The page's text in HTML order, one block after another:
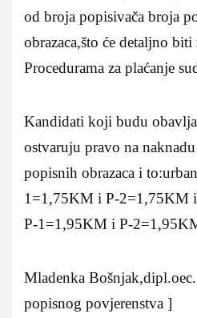
od broja popisivača broja
obrazaca,što će detaljno
Procedurama za plaćanje
Kandidati koji budu
ostvaruju pravo na
popisnih obrazaca i
1=1,75KM i P-2=1,75KM i
P-1=1,95KM i P-
Mladenka
popisnog povjerenstva ]